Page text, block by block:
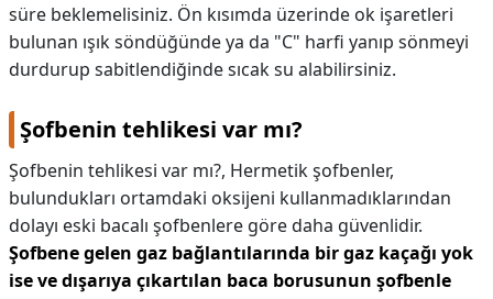
süre beklemelisiniz. Ön kısımda üzerinde ok işaretleri
bulunan ışık söndüğünde ya da "C" harfi yanıp sönmeyi
durdurup sabitlendiğinde sıcak su alabilirsiniz.
Şofbenin tehlikesi var mı?
Şofbenin tehlikesi var mı?, Hermetik şofbenler,
bulundukları ortamdaki oksijeni kullanmadıklarından
dolayı eski bacalı şofbenlere göre daha güvenlidir.
Şofbene gelen gaz bağlantılarında bir gaz kaçağı yok
ise ve dışarıya çıkartılan baca borusunun şofbenle